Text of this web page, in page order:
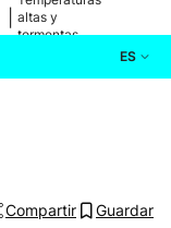
altas y
tormentas
ES
Compartir Guardar